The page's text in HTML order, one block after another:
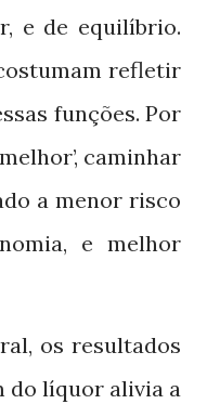
e de equilíbrio.
refletir
funções. Por
caminhar
a menor risco
e melhor
os resultados
do líquor alivia a